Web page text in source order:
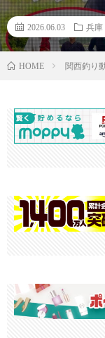
2026.06.03 兵
HOME 関西釣り